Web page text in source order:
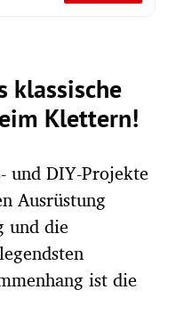
klassische
Klettern!
und DIY-Projekte
Ausrüstung
und die
ist die